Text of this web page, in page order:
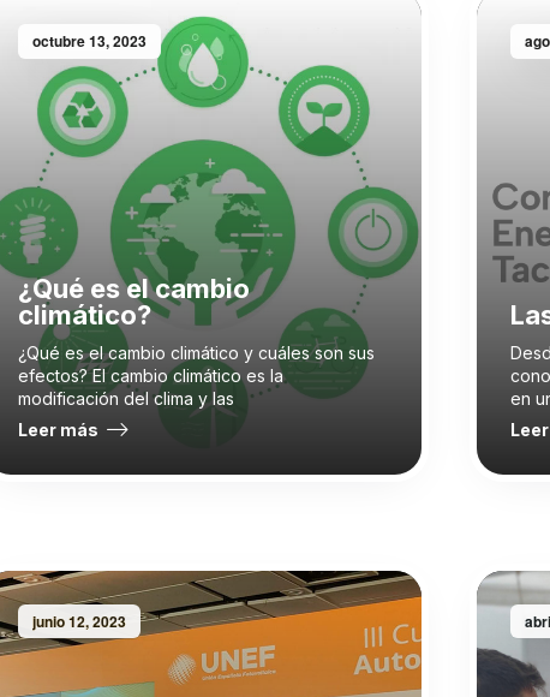
octubre 13, 2023
¿Qué es el cambio
climático?
¿Qué es el cambio climático y cuáles son sus
efectos? El cambio climático es la
modificación del clima y las
Leer más
en
junio 12, 2023